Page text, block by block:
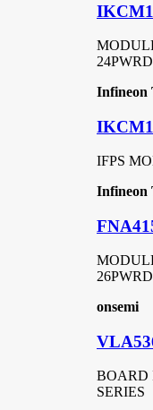
Infineon
IFPS
Infineon
onsemi
BOARD
SERIES